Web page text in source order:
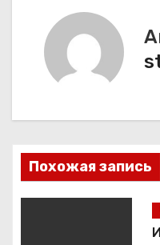
я
п
о
Похожая запись